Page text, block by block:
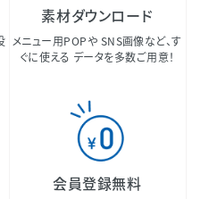
素材ダウンロード
メニュー用POPや SNS画像など、す
ぐに使える データを多数ご用意！
会員登録無料